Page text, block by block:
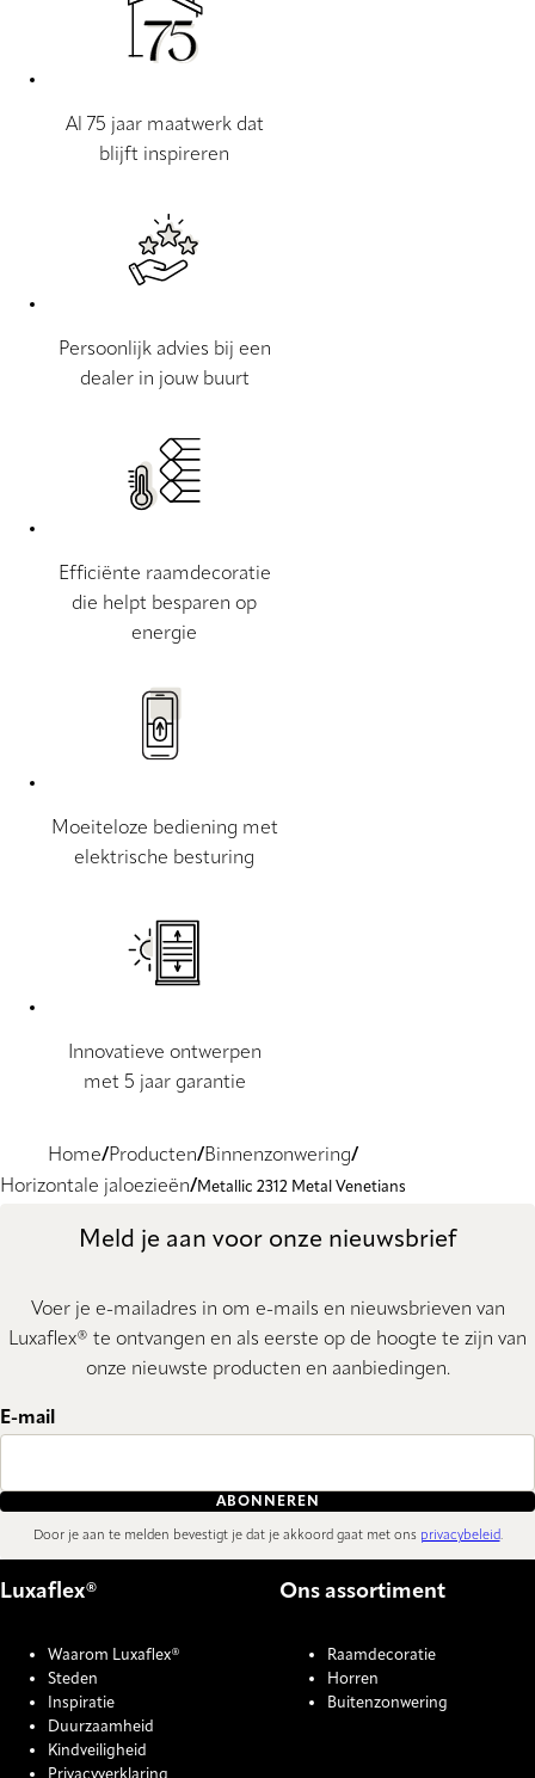
Al 75 jaar maatwerk dat
blijft inspireren
Persoonlijk advies bij een
dealer in jouw buurt
Efficiënte raamdecoratie
die helpt besparen op
energie
Moeiteloze bediening met
elektrische besturing
Innovatieve ontwerpen
met 5 jaar garantie
Home Producten Binnenzonwering
Horizontale jaloezieën
Metallic 2312 Metal Venetians
Meld je aan voor onze nieuwsbrief
Voer je e-mailadres in om e-mails en nieuwsbrieven van
Luxaflex® te ontvangen en als eerste op de hoogte te zijn van
onze nieuwste producten en aanbiedingen.
E-mail
ABONNEREN
Door je aan te melden bevestigt je dat je akkoord gaat met ons privacybeleid.
Luxaflex®
Waarom Luxaflex®
Steden
Inspiratie
Duurzaamheid
Kindveiligheid
Privacyverklaring
Ons assortiment
Raamdecoratie
Horren
Buitenzonwering